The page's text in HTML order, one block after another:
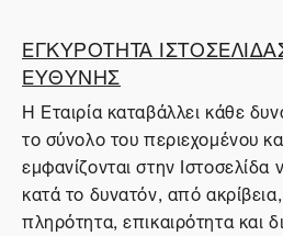
ΕΓΚΥΡΟΤΗΤΑ
ΕΥΘΥΝΗΣ
Η Εταιρία καταβάλλει κάθε
το σύνολο του περιεχομένου
εμφανίζονται στην Ιστοσελίδα
κατά το δυνατόν, από
πληρότητα, επικαιρότητα και